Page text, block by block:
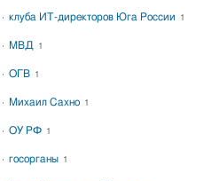
клуба ИТ-директоров Юга России 1
МВД 1
ОГВ 1
Михаил Сахно 1
ОУ РФ 1
госорганы 1